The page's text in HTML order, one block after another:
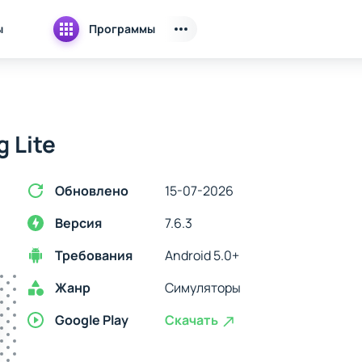
Программы
Lite
Обновлено
15-07-2026
Версия
7.6.3
Требования
Android 5.0+
Жанр
Симуляторы
Google Play
Скачать